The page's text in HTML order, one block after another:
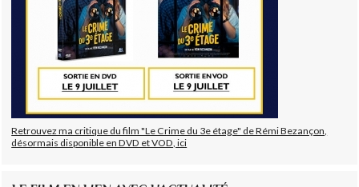
Retrouvez ma critique du film "Le Crime du 3e étage" de Rémi Bezançon,
désormais disponible en DVD et VOD, ici